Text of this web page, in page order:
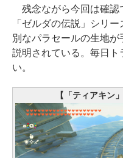
残念ながら今回は確認
「ゼルダの伝説」シリ
別なパラセールの生地
説明されている。毎日ト
い。
【「ティアキン